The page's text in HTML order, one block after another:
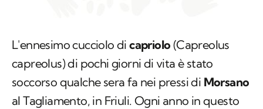
L'ennesimo cucciolo dicapriolo (Capreolus
capreolus) di pochi giorni di vita è stato
soccorso qualche sera fa nei pressi di Morsano
al Tagliamento, in Friuli. Ogni anno in questo